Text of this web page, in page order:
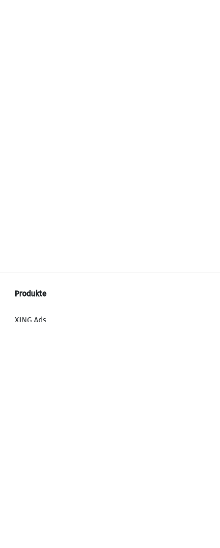
XING Ads